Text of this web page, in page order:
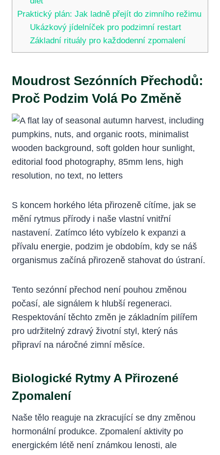
Praktický plán: Jak ladně přejít do zimního režimu
Ukázkový jídelníček pro podzimní restart
Základní rituály pro každodenní zpomalení
Moudrost Sezónních Přechodů:
Proč Podzim Volá Po Změně
S koncem horkého léta přirozeně cítíme, jak se
mění rytmus přírody i naše vlastní vnitřní
nastavení. Zatímco léto vybízelo k expanzi a
přívalu energie, podzim je obdobím, kdy se náš
organismus začíná přirozeně stahovat do ústraní.
Tento sezónní přechod není pouhou změnou
počasí, ale signálem k hlubší regeneraci.
Respektování těchto změn je základním pilířem
pro udržitelný zdravý životní styl, který nás
připraví na náročné zimní měsíce.
Biologické Rytmy A Přirozené
Zpomalení
Naše tělo reaguje na zkracující se dny změnou
hormonální produkce. Zpomalení aktivity po
energickém létě není známkou lenosti, ale